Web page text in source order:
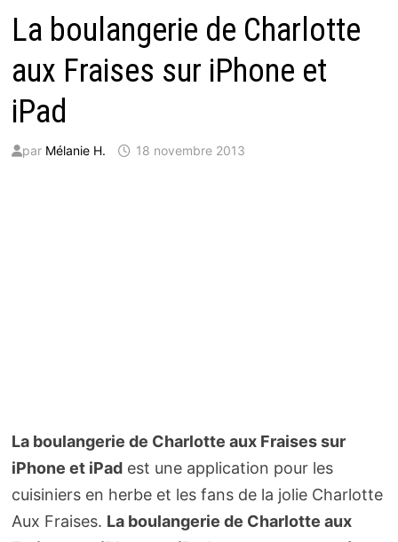
La boulangerie de Charlotte
aux Fraises sur iPhone et
iPad
par Mélanie H. 18 novembre 2013
La boulangerie de Charlotte aux Fraises sur
iPhone et iPadest une application pour les
cuisiniers en herbe et les fans de la jolie Charlotte
Aux Fraises. La boulangerie de Charlotte aux